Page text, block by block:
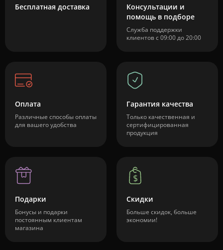
Бесплатная доставка
Консультации и
помощь в подборе
Служба поддержки
клиентов с 09:00 до 20:00
Оплата
Различные способы оплаты
для вашего удобства
Гарантия качества
Только качественная и
сертифицированная
продукция
Подарки
Бонусы и подарки
постоянным клиентам
магазина
Скидки
Больше скидок, больше
экономии!